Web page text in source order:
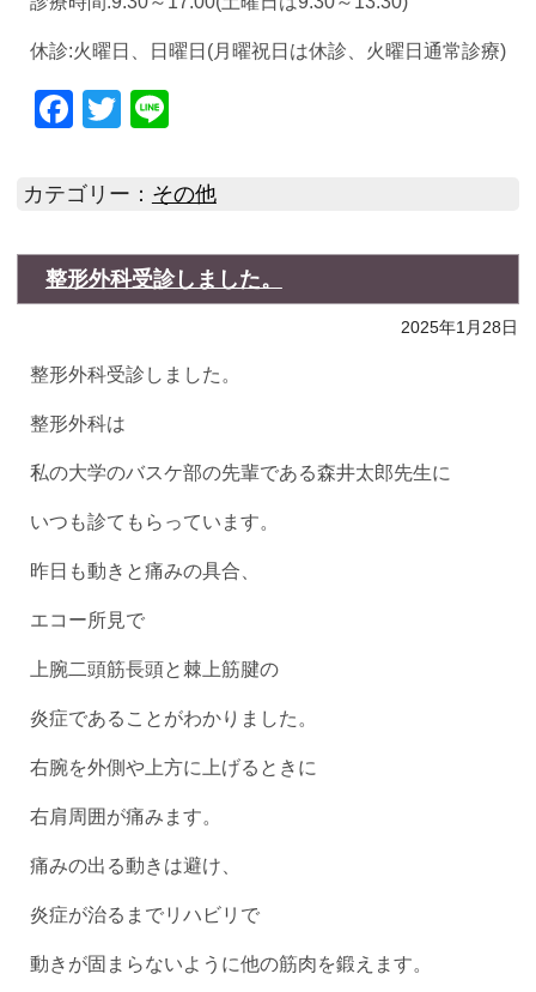
休診:火曜日、日曜日(月曜祝日は休診、火曜日通常診療)
Facebook
Twitter
Line
カテゴリー： その他
整形外科受診しました。
2025年1月28日
整形外科受診しました。
整形外科は
私の大学のバスケ部の先輩である森井太郎先生に
いつも診てもらっています。
昨日も動きと痛みの具合、
エコー所見で
上腕二頭筋長頭と棘上筋腱の
炎症であることがわかりました。
右腕を外側や上方に上げるときに
右肩周囲が痛みます。
痛みの出る動きは避け、
炎症が治るまでリハビリで
動きが固まらないように他の筋肉を鍛えます。